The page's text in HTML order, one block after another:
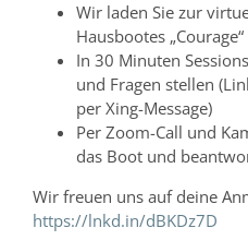
Wir laden Sie zur
Hausbootes
In 30 Minuten
und Fragen stellen
per Xing-Message)
Per Zoom-Call und
das Boot und
Wir freuen uns auf deine
https://lnkd.in/dBKDz7D